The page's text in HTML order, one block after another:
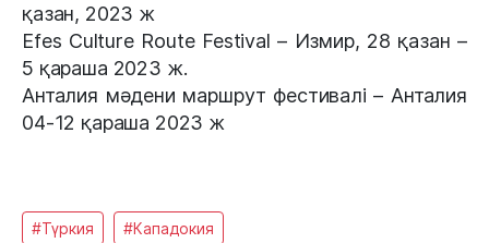
қазан, 2023 ж
Efes Culture Route Festival – Измир, 28 қазан –
5 қараша 2023 ж.
Анталия мәдени маршрут фестивалі – Анталия
04-12 қараша 2023 ж
#Түркия #Кападокия